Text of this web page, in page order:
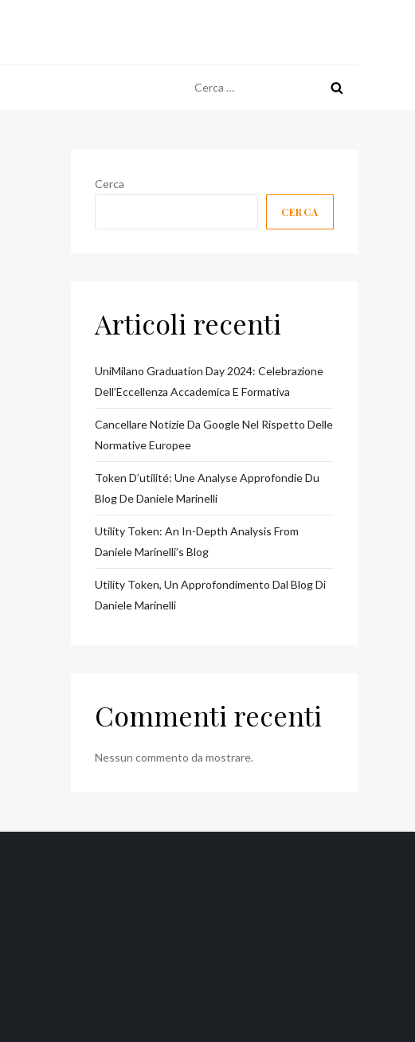
per:
Cerca
CERCA
Articoli recenti
UniMilano Graduation Day 2024: Celebrazione
Dell’Eccellenza Accademica E Formativa
Cancellare Notizie Da Google Nel Rispetto Delle
Normative Europee
Token D’utilité: Une Analyse Approfondie Du
Blog De Daniele Marinelli
Utility Token: An In-Depth Analysis From
Daniele Marinelli’s Blog
Utility Token, Un Approfondimento Dal Blog Di
Daniele Marinelli
Commenti recenti
Nessun commento da mostrare.